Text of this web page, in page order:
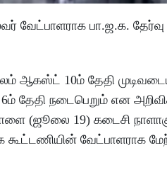
வேட்பாளராக பா.ஜ.க.
ஆகஸ்ட் 10ம் தேதி
தேதி நடைபெறும் என
(ஜூலை 19) கடைசி
கூட்டணியின் வேட்பாளராக